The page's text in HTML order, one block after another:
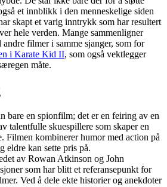
et innblikk i den menneskelige siden
skapt et varig inntrykk som har resultert
hele verden. Mange sammenligner
filmer i samme sjanger, som for
i Karate Kid II, som også vektlegger
måte.
bare en spionfilm; det er en feiring av en
talentfulle skuespillere som skaper en
Filmen kombinerer humor med action på
eldre kan sette pris på.
av Rowan Atkinson og John
som har blitt et referansepunkt for
Ved å dele ekte historier og anekdoter